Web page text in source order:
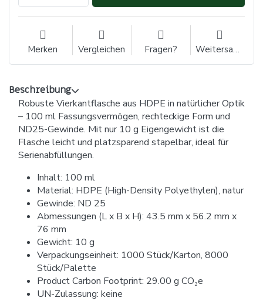
Merken Vergleichen Fragen? Weitersagen
Beschreibung
Robuste Vierkantflasche aus HDPE in natürlicher Optik
– 100 ml Fassungsvermögen, rechteckige Form und
ND25-Gewinde. Mit nur 10 g Eigengewicht ist die
Flasche leicht und platzsparend stapelbar, ideal für
Serienabfüllungen.
Inhalt: 100 ml
Material: HDPE (High-Density Polyethylen), natur
Gewinde: ND 25
Abmessungen (L x B x H): 43.5 mm x 56.2 mm x
76 mm
Gewicht: 10 g
Verpackungseinheit: 1000 Stück/Karton, 8000
Stück/Palette
Product Carbon Footprint: 29.00 g CO₂e
UN-Zulassung: keine